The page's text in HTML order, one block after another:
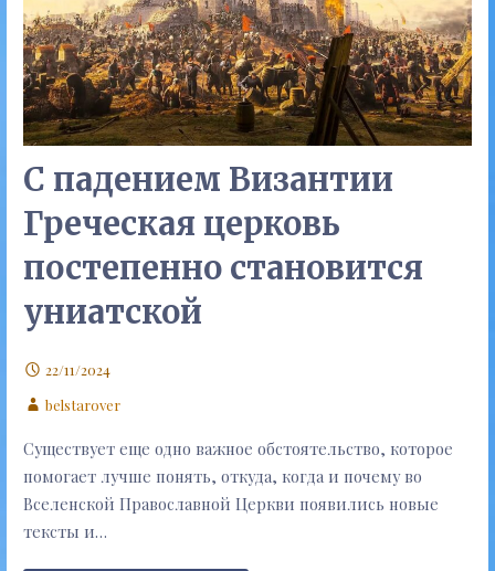
С падением Византии
Греческая церковь
постепенно становится
униатской
22/11/2024
belstarover
Существует еще одно важное обстоятельство, которое
помогает лучше понять, откуда, когда и почему во
Вселенской Православной Церкви появились новые
тексты и…